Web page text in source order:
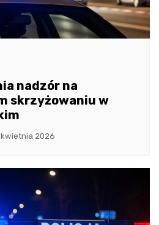
nadzór na
skrzyżowaniu w
kwietnia 2026